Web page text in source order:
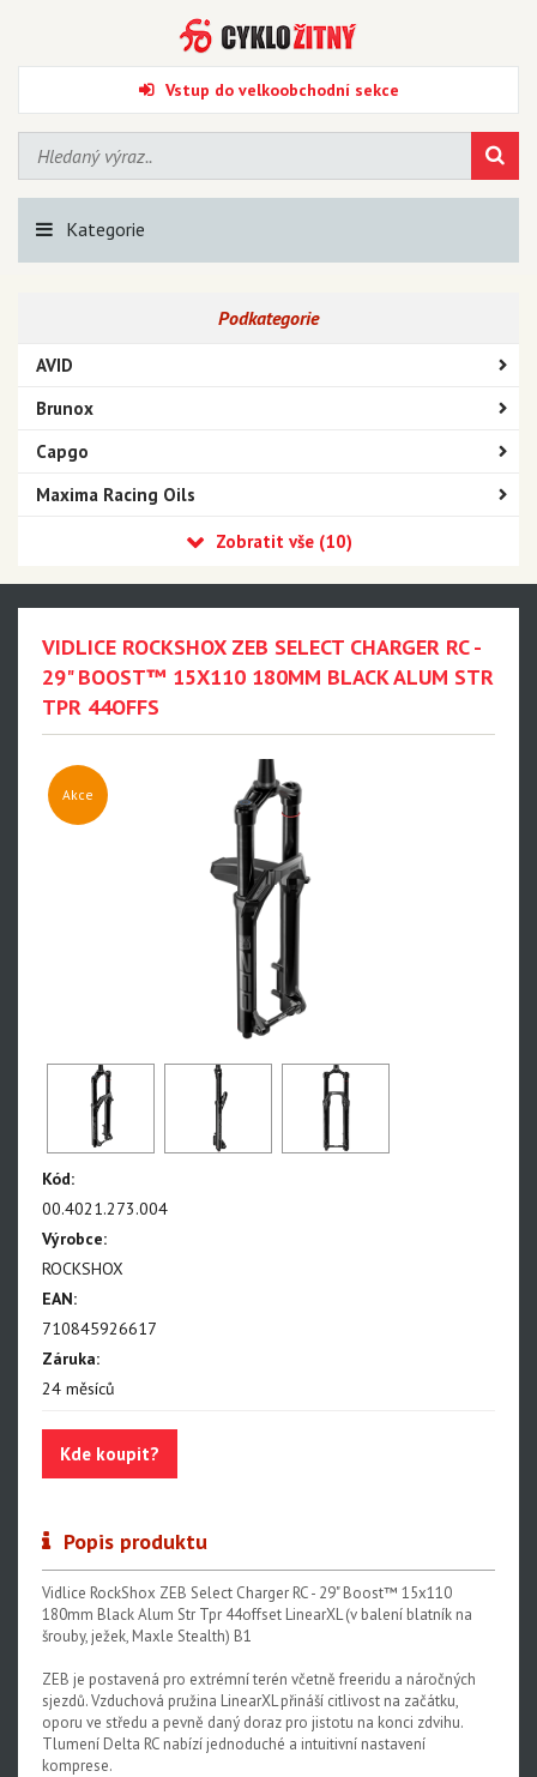
Vstup do velkoobchodní sekce
Kategorie
Podkategorie
AVID
Brunox
Capgo
Maxima Racing Oils
MONTONE
Cyklostar
Panasonic
Sram MTB
Sram Road
VIDLICE ROCKSHOX ZEB SELECT CHARGER RC -
29" BOOST™ 15X110 180MM BLACK ALUM STR
TPR 44OFFS
Akce
Kód:
00.4021.273.004
Výrobce:
ROCKSHOX
EAN:
710845926617
Záruka:
24 měsíců
Kde koupit?
Popis produktu
Vidlice RockShox ZEB Select Charger RC - 29" Boost™ 15x110
180mm Black Alum Str Tpr 44offset LinearXL (v balení blatník na
šrouby, ježek, Maxle Stealth) B1
ZEB je postavená pro extrémní terén včetně freeridu a náročných
sjezdů. Vzduchová pružina LinearXL přináší citlivost na začátku,
oporu ve středu a pevně daný doraz pro jistotu na konci zdvihu.
Tlumení Delta RC nabízí jednoduché a intuitivní nastavení
komprese.